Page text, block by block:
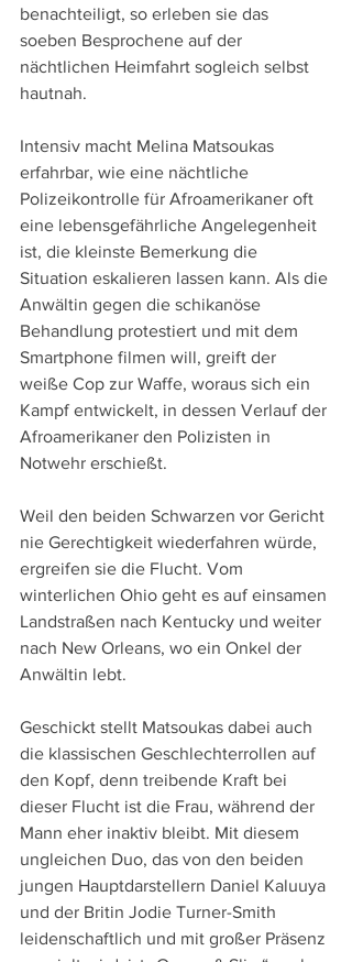
benachteiligt, so erleben sie das
soeben Besprochene auf der
nächtlichen Heimfahrt sogleich selbst
hautnah.
Intensiv macht Melina Matsoukas
erfahrbar, wie eine nächtliche
Polizeikontrolle für Afroamerikaner oft
eine lebensgefährliche Angelegenheit
ist, die kleinste Bemerkung die
Situation eskalieren lassen kann. Als die
Anwältin gegen die schikanöse
Behandlung protestiert und mit dem
Smartphone filmen will, greift der
weiße Cop zur Waffe, woraus sich ein
Kampf entwickelt, in dessen Verlauf der
Afroamerikaner den Polizisten in
Notwehr erschießt.
Weil den beiden Schwarzen vor Gericht
nie Gerechtigkeit wiederfahren würde,
ergreifen sie die Flucht. Vom
winterlichen Ohio geht es auf einsamen
Landstraßen nach Kentucky und weiter
nach New Orleans, wo ein Onkel der
Anwältin lebt.
Geschickt stellt Matsoukas dabei auch
die klassischen Geschlechterrollen auf
den Kopf, denn treibende Kraft bei
dieser Flucht ist die Frau, während der
Mann eher inaktiv bleibt. Mit diesem
ungleichen Duo, das von den beiden
jungen Hauptdarstellern Daniel Kaluuya
und der Britin Jodie Turner-Smith
leidenschaftlich und mit großer Präsenz